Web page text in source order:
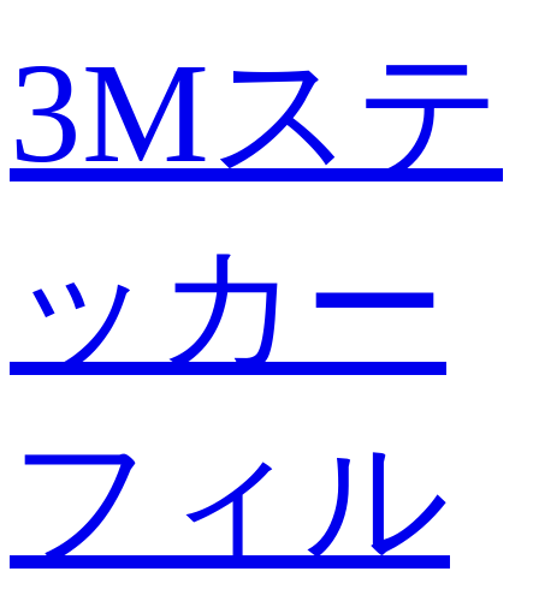
3Mステ
ッカー
フィル